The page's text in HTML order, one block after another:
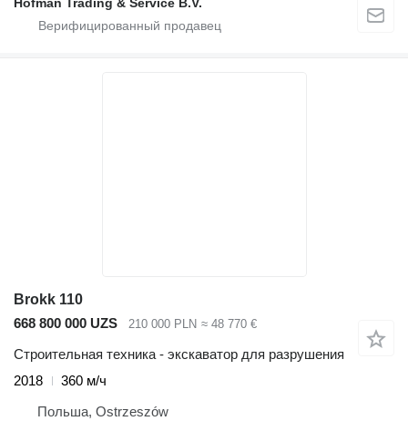
Brokk 110
668 800 000 UZS
210 000 PLN ≈ 48 770 €
Строительная техника - экскаватор для разрушения
2018
360 м/ч
Польша, Ostrzeszów